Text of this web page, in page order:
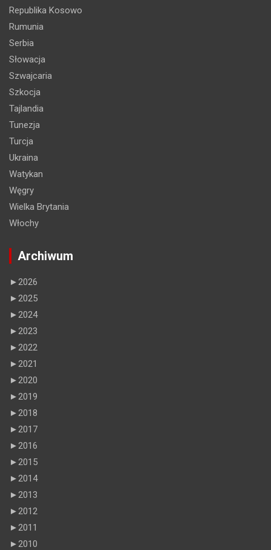
Republika Kosowo
Rumunia
Serbia
Słowacja
Szwajcaria
Szkocja
Tajlandia
Tunezja
Turcja
Ukraina
Watykan
Węgry
Wielka Brytania
Włochy
Archiwum
► 2026
► 2025
► 2024
► 2023
► 2022
► 2021
► 2020
► 2019
► 2018
► 2017
► 2016
► 2015
► 2014
► 2013
► 2012
► 2011
► 2010